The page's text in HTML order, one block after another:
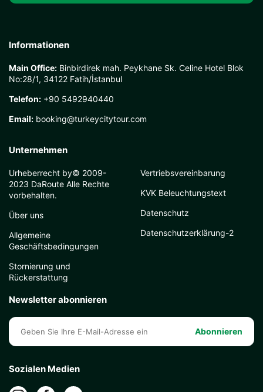
Informationen
Main Office: Binbirdirek mah. Peykhane Sk. Celine Hotel Blok
No:28/1, 34122 Fatih/İstanbul
Telefon: +90 5492940440
Email: booking@turkeycitytour.com
Unternehmen
Urheberrecht by© 2009-
2023 DaRoute Alle Rechte
vorbehalten.
Über uns
Allgemeine
Geschäftsbedingungen
Stornierung und
Rückerstattung
Vertriebsvereinbarung
KVK Beleuchtungstext
Datenschutz
Datenschutzerklärung-2
Newsletter abonnieren
Abonnieren
Sozialen Medien